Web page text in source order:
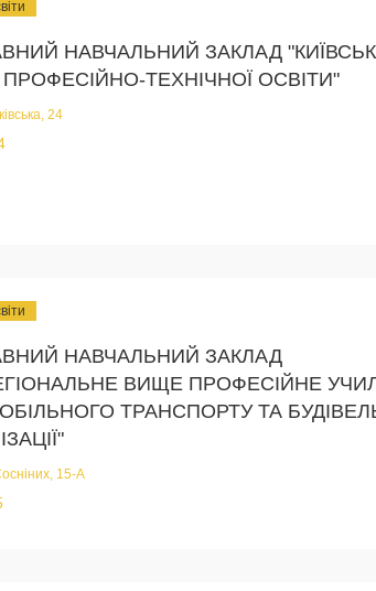
НАВЧАЛЬНИЙ ЗАКЛАД
ТЕХНІЧНОЇ ОСВІТИ"
24
НАВЧАЛЬНИЙ ЗАКЛАД
ВИЩЕ ПРОФЕСІЙНЕ
ТРАНСПОРТУ ТА
15-А